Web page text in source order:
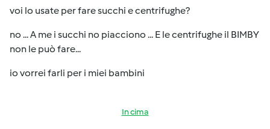
voi lo usate per fare succhi e centrifughe?
no ... A me i succhi no piacciono ... E le centrifughe il BIMBY
non le può fare...
io vorrei farli per i miei bambini
In cima